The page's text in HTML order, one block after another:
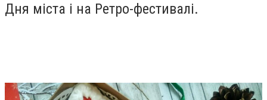
Дня міста і на Ретро-фестивалі.